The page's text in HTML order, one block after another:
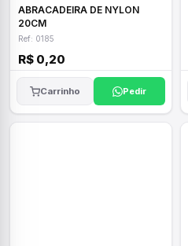
ABRACADEIRA DE NYLON
20CM
Ref: 0185
R$ 0,20
Carrinho Pedir